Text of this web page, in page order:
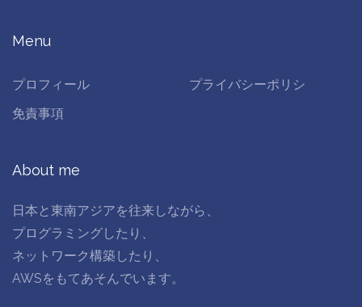
Menu
プロフィール
プライバシーポリシ
免責事項
About me
日本と東南アジアを往来しながら、
プログラミングしたり、
ネットワーク構築したり、
AWSをもてあそんでいます。